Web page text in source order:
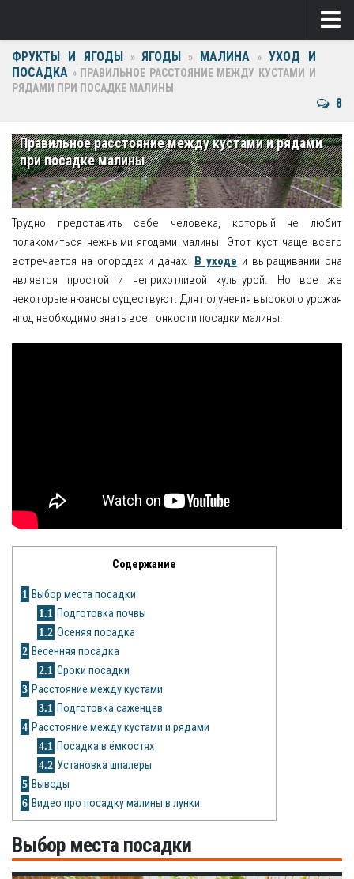
Ягоды
Виноград
Крыжовник
Малина
Фрукты
Груша
Ежевика
Слива
Драцена
Замиокулькас
Петуния
Рецепты
О сайте
ФРУКТЫ И ЯГОДЫ » ЯГОДЫ » МАЛИНА » УХОД И
ПОСАДКА » ПРАВИЛЬНОЕ РАССТОЯНИЕ МЕЖДУ КУСТАМИ И
РЯДАМИ ПРИ ПОСАДКЕ МАЛИНЫ
8
Правильное расстояние между кустами и рядами
при посадке малины
Трудно представить себе человека, который не любит
полакомиться нежными ягодами малины. Этот куст чаще всего
встречается на огородах и дачах.
В уходе и выращивании она
является простой и неприхотливой культурой. Но все же
некоторые нюансы существуют. Для получения высокого урожая
ягод необходимо знать все тонкости посадки малины.
Содержание
1 Выбор места посадки
1.1 Подготовка почвы
1.2 Осеняя посадка
2 Весенняя посадка
2.1 Сроки посадки
3 Расстояние между кустами
3.1 Подготовка саженцев
4 Расстояние между кустами и рядами
4.1 Посадка в ёмкостях
4.2 Установка шпалеры
5 Выводы
6 Видео про посадку малины в лунки
Выбор места посадки